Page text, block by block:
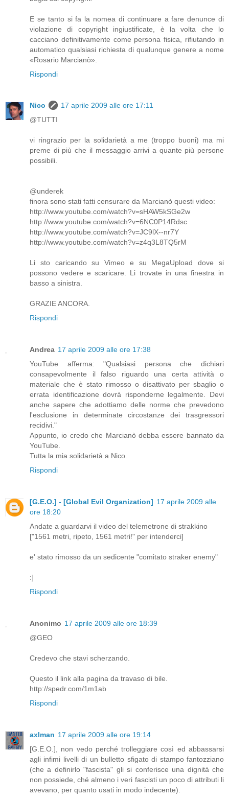
E se tanto si fa la nomea di continuare a fare denunce di
violazione di copyright ingiustificate, è la volta che lo
cacciano definitivamente come persona fisica, rifiutando in
automatico qualsiasi richiesta di qualunque genere a nome
«Rosario Marcianò».
Rispondi
Nico
17 aprile 2009 alle ore 17:11
@TUTTI
vi ringrazio per la solidarietà a me (troppo buoni) ma mi
preme di più che il messaggio arrivi a quante più persone
possibili.
@underek
finora sono stati fatti censurare da Marcianò questi video:
http://www.youtube.com/watch?v=sHAW5kSGe2w
http://www.youtube.com/watch?v=6NC0P14Rdsc
http://www.youtube.com/watch?v=JC9lX--nr7Y
http://www.youtube.com/watch?v=z4q3L8TQ5rM
Li sto caricando su Vimeo e su MegaUpload dove si
possono vedere e scaricare. Li trovate in una finestra in
basso a sinistra.
GRAZIE ANCORA.
Rispondi
Andrea 17 aprile 2009 alle ore 17:38
YouTube afferma: "Qualsiasi persona che dichiari
consapevolmente il falso riguardo una certa attività o
materiale che è stato rimosso o disattivato per sbaglio o
errata identificazione dovrà risponderne legalmente. Devi
anche sapere che adottiamo delle norme che prevedono
l'esclusione in determinate circostanze dei trasgressori
recidivi."
Appunto, io credo che Marcianò debba essere bannato da
YouTube.
Tutta la mia solidarietà a Nico.
Rispondi
[G.E.O.] - [Global Evil Organization] 17 aprile 2009 alle
ore 18:20
Andate a guardarvi il video del telemetrone di strakkino
["1561 metri, ripeto, 1561 metri!" per intenderci]
e' stato rimosso da un sedicente "comitato straker enemy"
:]
Rispondi
Anonimo 17 aprile 2009 alle ore 18:39
@GEO
Credevo che stavi scherzando.
Questo il link alla pagina da travaso di bile.
http://spedr.com/1m1ab
Rispondi
axlman 17 aprile 2009 alle ore 19:14
[G.E.O.], non vedo perché trolleggiare così ed abbassarsi
agli infimi livelli di un bulletto sfigato di stampo fantozziano
(che a definirlo "fascista" gli si conferisce una dignità che
non possiede, ché almeno i veri fascisti un poco di attributi li
avevano, per quanto usati in modo indecente).